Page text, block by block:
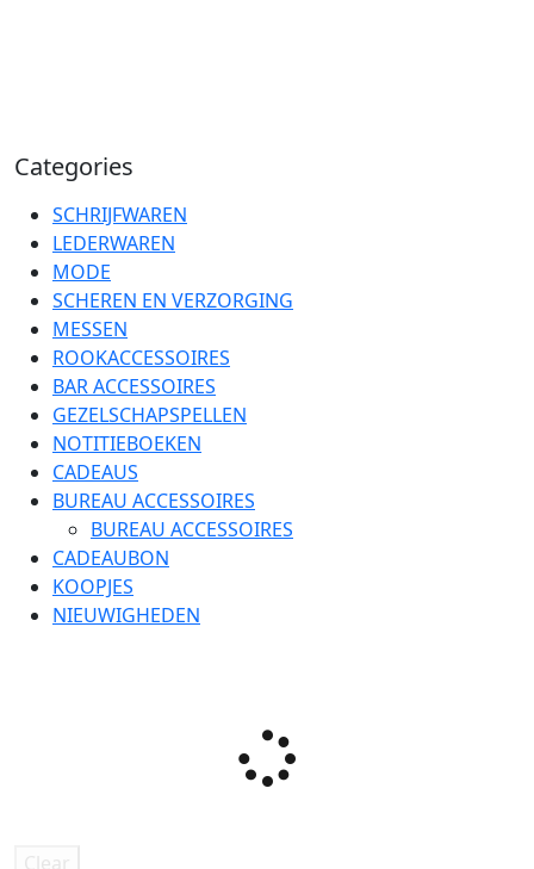
Categories
SCHRIJFWAREN
LEDERWAREN
MODE
SCHEREN EN VERZORGING
MESSEN
ROOKACCESSOIRES
BAR ACCESSOIRES
GEZELSCHAPSPELLEN
NOTITIEBOEKEN
CADEAUS
BUREAU ACCESSOIRES
BUREAU ACCESSOIRES
CADEAUBON
KOOPJES
NIEUWIGHEDEN